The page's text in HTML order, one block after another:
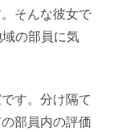
そんな彼女で
の部員に気
す。分け隔て
部員内の評価